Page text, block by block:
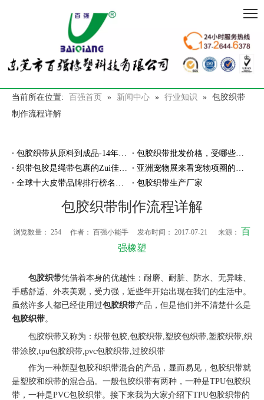
当前所在位置: 百强首页 » 新闻中心 » 行业知识 » 包胶织带
制作流程详解
包胶织带从原料到成品-14年专注包胶工艺厂家
包胶织带批发价格，受哪些因素影响？
织带包胶是绳带包裹的Zui佳材料吗？
亚洲宠物展来看宠物项圈的智能发展
全球十大皮带品牌排行榜名单,哪家厂商的皮带好？！
包胶织带生产厂家
包胶织带制作流程详解
浏览数量： 254 作者： 百强小能手 发布时间： 2017-07-21 来源： 百
强橡塑
包胶织带凭借着本身的优越性：耐磨、耐脏、防水、无异味、
手感舒适、外表美观，受力强，近些年开始出现在我们的生活中。
虽然许多人都已经使用过包胶织带产品，但是他们并不清楚什么是
包胶织带。
包胶织带又称为： 织带包胶,包胶织带,塑胶包织带,塑胶织带,织
带涂胶,tpu包胶织带,pvc包胶织带,过胶织带
作为一种新型包胶和织带混合的产品，显而易见，包胶织带就
是塑胶和织带的混合品。一般包胶织带有两种，一种是TPU包胶织
带，一种是PVC包胶织带。接下来我为大家介绍下TPU包胶织带的